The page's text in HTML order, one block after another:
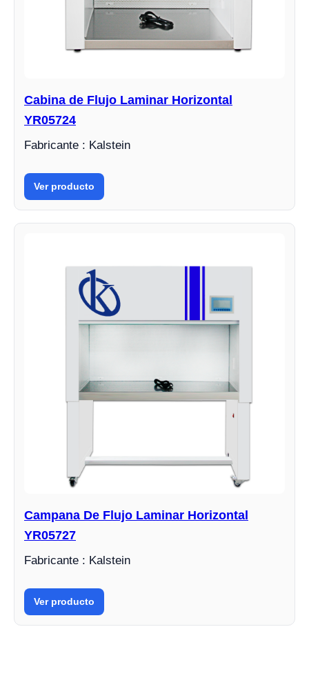
Cabina de Flujo Laminar Horizontal
YR05724
Fabricante : Kalstein
Ver producto
Campana De Flujo Laminar Horizontal
YR05727
Fabricante : Kalstein
Ver producto